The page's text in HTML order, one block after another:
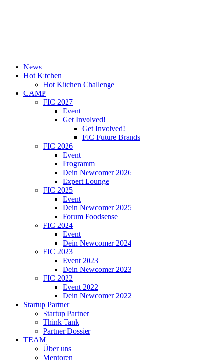
News
Hot Kitchen
Hot Kitchen Challenge
CAMP
FIC 2027
Event
Get Involved!
Get Involved!
FIC Future Brands
FIC 2026
Event
Programm
Dein Newcomer 2026
Expert Lounge
FIC 2025
Event
Dein Newcomer 2025
Forum Foodsense
FIC 2024
Event
Dein Newcomer 2024
FIC 2023
Event 2023
Dein Newcomer 2023
FIC 2022
Event 2022
Dein Newcomer 2022
Startup Partner
Startup Partner
Think Tank
Partner Dossier
TEAM
Über uns
Mentoren